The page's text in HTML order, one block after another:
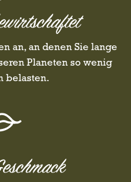
an, an denen Sie lange
Planeten so wenig
belasten.